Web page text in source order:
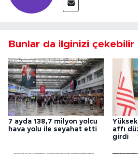
Bunlar da ilginizi çekebilir
7 ayda 138,7 milyon yolcu
hava yolu ile seyahat etti
affı
girdi